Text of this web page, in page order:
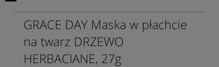
GRACE DAY Maska w płachcie
na twarz DRZEWO
HERBACIANE, 27g